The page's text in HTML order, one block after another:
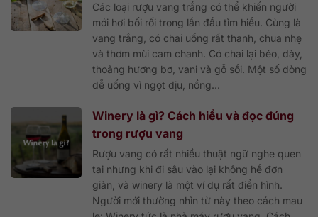
Các loại rượu vang trắng có thể khiến người
mới hơi bối rối trong lần đầu tìm hiểu. Cùng là
vang trắng, có chai uống rất thanh, chua nhẹ
và thơm mùi cam chanh. Có chai lại béo, dày,
thoảng hương bơ, vani và gỗ sồi. Một số dòng
dễ uống vì ngọt dịu, nồng...
Winery là gì? Cách hiểu và đọc đúng
trong rượu vang
Rượu vang có rất nhiều thuật ngữ nghe quen
tai nhưng khi đi sâu vào lại không hề đơn
giản, và winery là một ví dụ rất điển hình.
Người mới thường nhìn từ này theo cách mau